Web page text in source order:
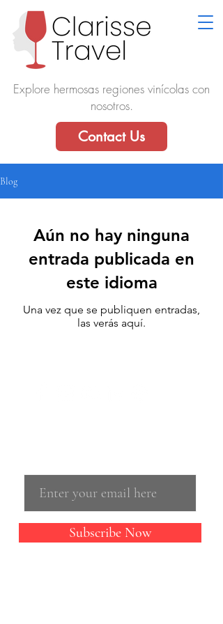
Explore hermosas regiones vinícolas con
nosotros.
Contact Us
Blog
Aún no hay ninguna
entrada publicada en
este idioma
Una vez que se publiquen entradas,
las verás aquí.
Subscribe Now